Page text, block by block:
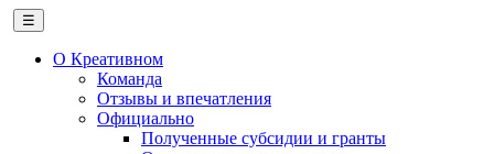
☰
О Креативном
Команда
Отзывы и впечатления
Официально
Полученные субсидии и гранты